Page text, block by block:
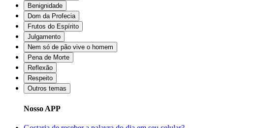
Benignidade
Dom da Profecia
Frutos do Espírito
Julgamento
Nem só de pão vive o homem
Pena de Morte
Reflexão
Respeito
Outros temas
Nosso APP